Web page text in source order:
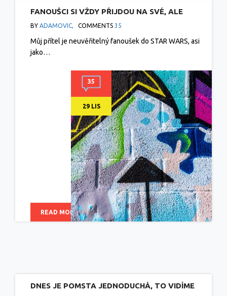
FANOUŠCI SI VŽDY PŘIJDOU NA SVÉ, ALE
BY ADAMOVIC, COMMENTS 35
Můj přítel je neuvěřitelný fanoušek do STAR WARS, asi
jako…
READ MORE
35
29 LIS
DNES JE POMSTA JEDNODUCHÁ, TO VIDÍME